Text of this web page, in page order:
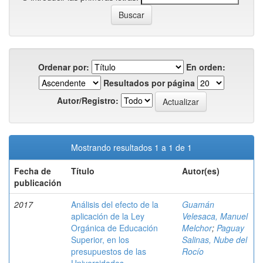
Ordenar por:
En orden:
Resultados por página
Autor/Registro:
Mostrando resultados 1 a 1 de 1
Fecha de
publicación
Título Autor(es)
2017
Análisis del efecto de la
aplicación de la Ley
Orgánica de Educación
Superior, en los
presupuestos de las
Guamán
Velesaca, Manuel
Melchor; Paguay
Salinas, Nube del
Rocío